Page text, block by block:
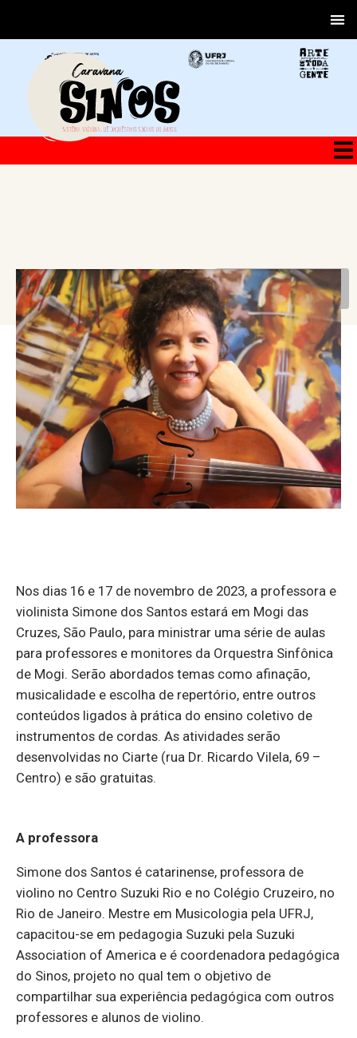
VOLTAR
Nos dias 16 e 17 de novembro de 2023, a professora e
violinista Simone dos Santos estará em Mogi das
Cruzes, São Paulo, para ministrar uma série de aulas
para professores e monitores da Orquestra Sinfônica
de Mogi. Serão abordados temas como afinação,
musicalidade e escolha de repertório, entre outros
conteúdos ligados à prática do ensino coletivo de
instrumentos de cordas. As atividades serão
desenvolvidas no Ciarte (rua Dr. Ricardo Vilela, 69 –
Centro) e são gratuitas.
A professora
Simone dos Santos é catarinense, professora de
violino no Centro Suzuki Rio e no Colégio Cruzeiro, no
Rio de Janeiro. Mestre em Musicologia pela UFRJ,
capacitou-se em pedagogia Suzuki pela Suzuki
Association of America e é coordenadora pedagógica
do Sinos, projeto no qual tem o objetivo de
compartilhar sua experiência pedagógica com outros
professores e alunos de violino.